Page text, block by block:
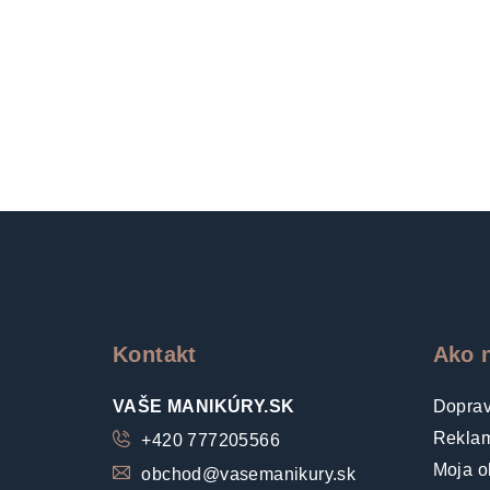
Kontakt
VAŠE MANIKÚRY.SK
+420 777205566
obchod @vasemanikury.sk
Ako
Moja